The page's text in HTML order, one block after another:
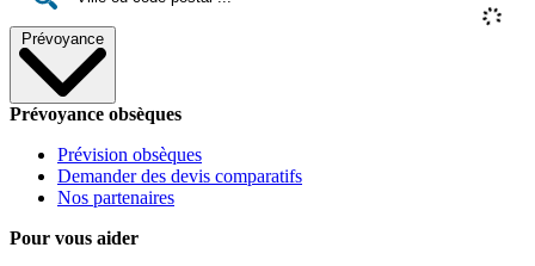
Prévoyance
Prévoyance obsèques
Prévision obsèques
Demander des devis comparatifs
Nos partenaires
Pour vous aider